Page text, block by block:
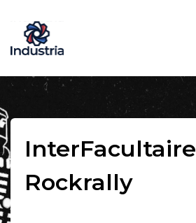
InterFacultaire
Rockrally